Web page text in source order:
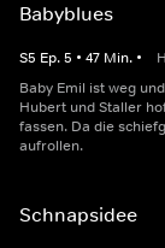
Babyblues
S5 Ep.5 • 47 Min. •
Baby Emil ist weg
Hubert und Staller
fassen. Da die
aufrollen.
Schnapsidee